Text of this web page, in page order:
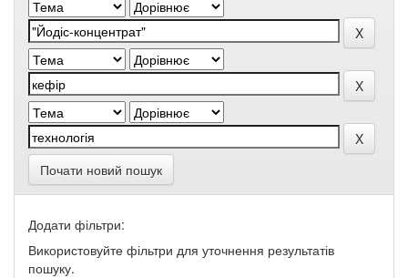
Почати новий пошук
Додати фільтри:
Використовуйте фільтри для уточнення результатів
пошуку.